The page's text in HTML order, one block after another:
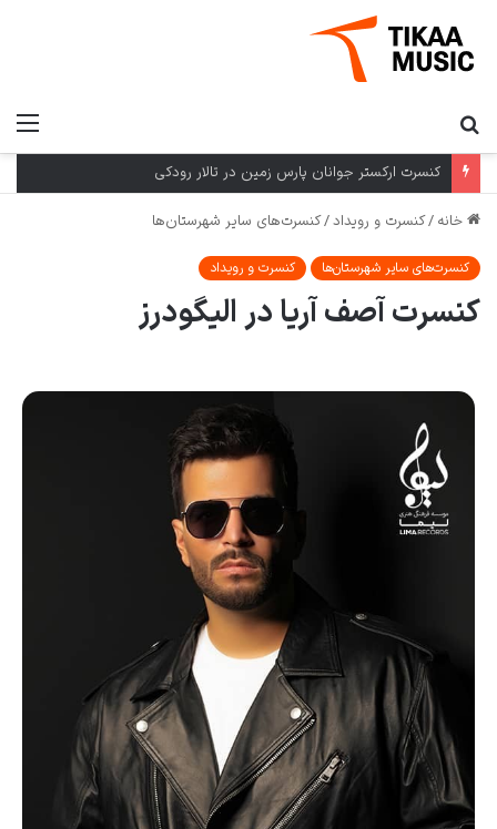
کنسرت ارکستر جوانان پارس زمین در تالار رودکی
خانه /کنسرت و رویداد/کنسرت‌های سایر شهرستان‌ها
کنسرت‌های سایر شهرستان‌ها کنسرت و رویداد
کنسرت آصف آریا در الیگودرز